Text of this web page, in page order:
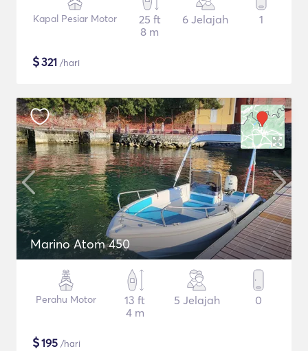
Kapal Pesiar Motor
25 ft
8 m
6 Jelajah 1
$321 /hari
Marino Atom 450
Perahu Motor
13 ft
4 m
5 Jelajah 0
$195 /hari